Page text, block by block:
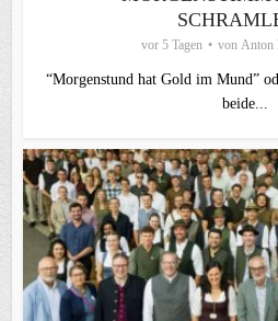
vor 5 Tagen von Anton
“Morgenstund hat Gold im Mund”
beide...